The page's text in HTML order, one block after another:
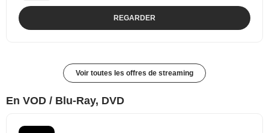
REGARDER
Voir toutes les offres de streaming
En VOD / Blu-Ray, DVD